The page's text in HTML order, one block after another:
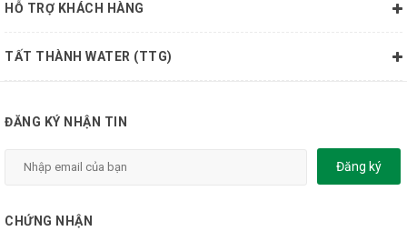
HỖ TRỢ KHÁCH HÀNG
TẤT THÀNH WATER (TTG)
ĐĂNG KÝ NHẬN TIN
Đăng ký
CHỨNG NHẬN